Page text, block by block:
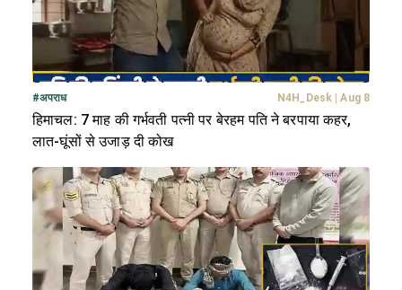
#अपराध N4H_Desk | Aug 8
हिमाचल: 7 माह की गर्भवती पत्नी पर बेरहम पति ने बरपाया कहर,
लात-घूंसों से उजाड़ दी कोख